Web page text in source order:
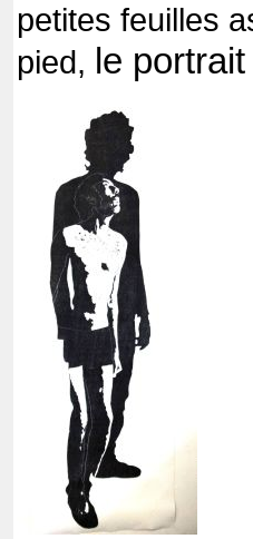
petites feuilles
pied, le